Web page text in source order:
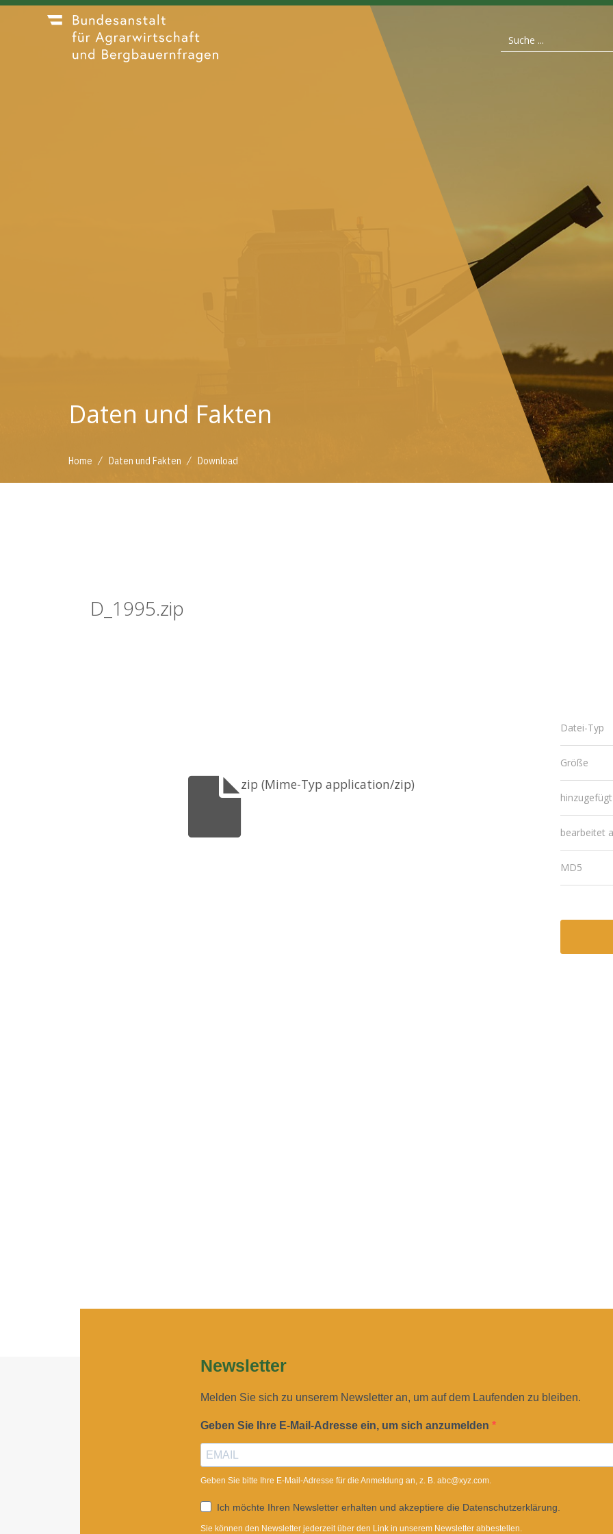
Daten und Fakten
Home / Daten und Fakten / Download
D_1995.zip
zip (Mime-Typ application/zip)
Datei-Typ
Größe
bearbeitet
MD5
Newsletter
Melden Sie sich zu unserem Newsletter an, um auf dem Laufenden zu bleiben.
Geben Sie Ihre E-Mail-Adresse ein, um sich anzumelden
Geben Sie bitte Ihre E-Mail-Adresse für die Anmeldung an, z. B. abc@xyz.com.
Ich möchte Ihren Newsletter erhalten und akzeptiere die Datenschutzerklärung.
Sie können den Newsletter jederzeit über den Link in unserem Newsletter abbestellen.